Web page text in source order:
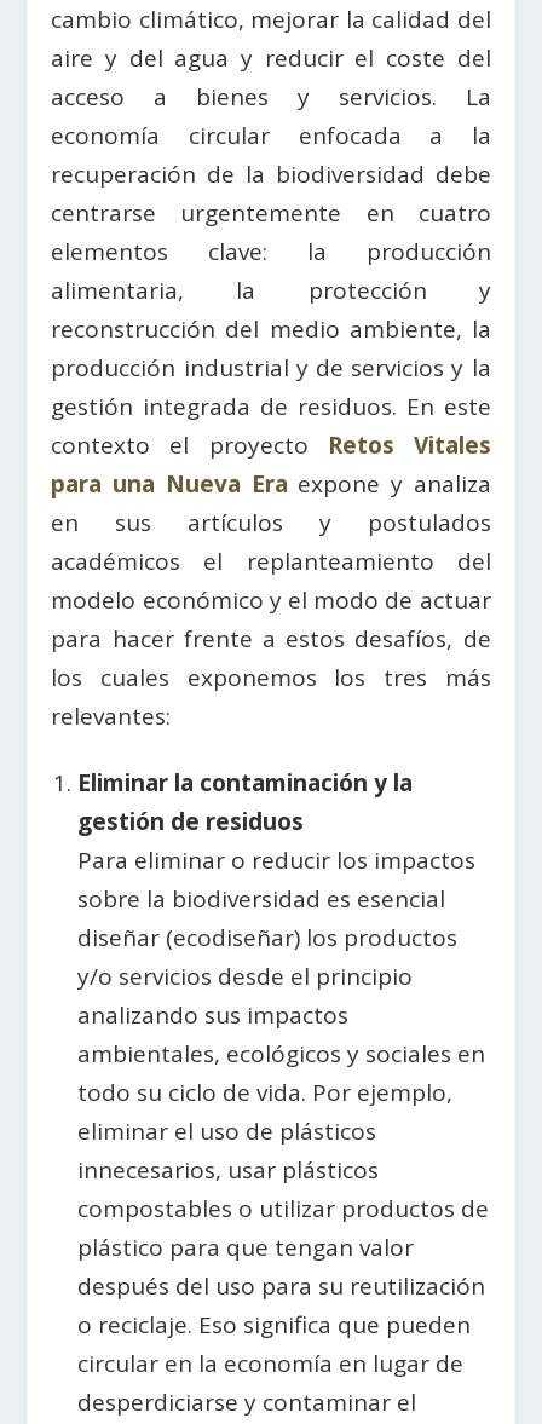
cambio climático, mejorar la calidad del
aire y del agua y reducir el coste del
acceso a bienes y servicios. La
economía circular enfocada a la
recuperación de la biodiversidad debe
centrarse urgentemente en cuatro
elementos clave: la producción
alimentaria, la protección y
reconstrucción del medio ambiente, la
producción industrial y de servicios y la
gestión integrada de residuos. En este
contexto el proyecto Retos Vitales
para una Nueva Era expone y analiza
en sus artículos y postulados
académicos el replanteamiento del
modelo económico y el modo de actuar
para hacer frente a estos desafíos, de
los cuales exponemos los tres más
relevantes:
Eliminar la contaminación y la
gestión de residuos
Para eliminar o reducir los impactos
sobre la biodiversidad es esencial
diseñar (ecodiseñar) los productos
y/o servicios desde el principio
analizando sus impactos
ambientales, ecológicos y sociales en
todo su ciclo de vida. Por ejemplo,
eliminar el uso de plásticos
innecesarios, usar plásticos
compostables o utilizar productos de
plástico para que tengan valor
después del uso para su reutilización
o reciclaje. Eso significa que pueden
circular en la economía en lugar de
desperdiciarse y contaminar el